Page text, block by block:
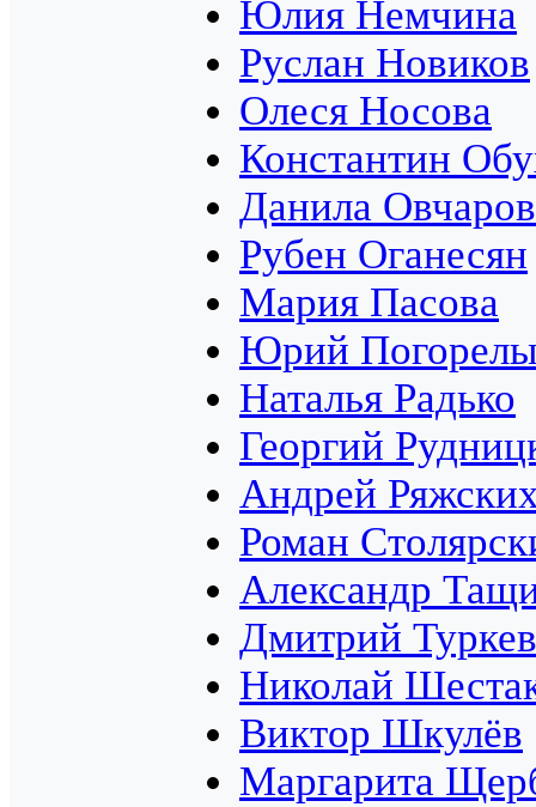
Юлия Немчина
Руслан Новиков
Олеся Носова
Константин
Данила Овчаров
Рубен Оганесян
Мария Пасова
Юрий
Наталья Радько
Георгий
Андрей
Роман
Александр
Дмитрий
Николай
Виктор Шкулёв
Маргарита